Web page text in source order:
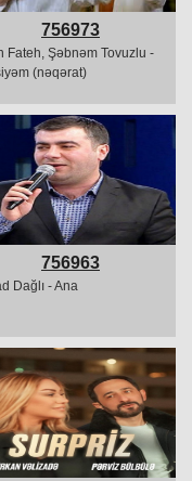
756973
Fateh, Şəbnəm Tovuzlu -
(nəqərat)
756963
Dağlı - Ana